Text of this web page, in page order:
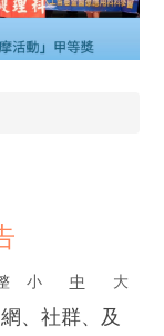
小 中 大
、社群、及